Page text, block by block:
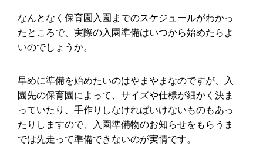
なんとなく保育園入園までのスケジュールがわかっ
たところで、実際の入園準備はいつから始めたらよ
いのでしょうか。
早めに準備を始めたいのはやまやまなのですが、入
園先の保育園によって、サイズや仕様が細かく決ま
っていたり、手作りしなければいけないものもあっ
たりしますので、入園準備物のお知らせをもらうま
では先走って準備できないのが実情です。